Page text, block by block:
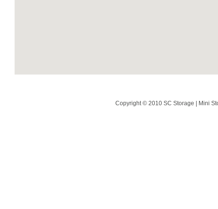
Copyright © 2010 SC Storage | Mini